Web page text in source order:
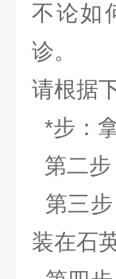
不论如
诊。
请根据
*步：
第二
第三
装在石